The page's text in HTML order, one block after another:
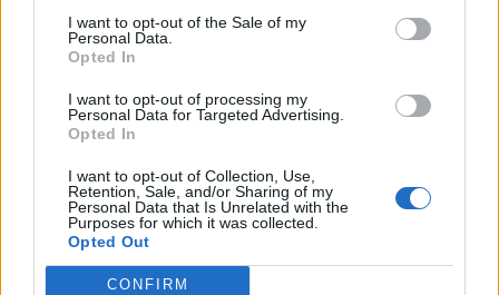
terceros por nuestra parte, utilice la siguiente opción de
exclusión y confirme su selección. Tenga en cuenta que
después de que se procese su solicitud de exclusión, es
posible que continúe viendo anuncios basados en intereses
basados en la información personal utilizada por nosotros o
en información personal divulgada a terceros antes de su
Puede optar por no participar en la divulgación adicional de
su información personal por parte de terceros en la Lista de
participantes intermedios de la IAB.
I want to opt-out of the Sale of my
Personal Data.
Opted In
I want to opt-out of processing my
Personal Data for Targeted Advertising.
Opted In
I want to opt-out of Collection, Use,
Retention, Sale, and/or Sharing of my
Personal Data that Is Unrelated with the
Purposes for which it was collected.
Opted Out
CONFIRM
afirmar que toda su obra es igual y que no ha evolucionado
como compositor. Aunque esa afirmación puede
desmontarse a través de sus obras, ya que hemos podido
observar cómo a lo largo de su carrera profesional ha ido
tomando diferentes géneros musicales para adaptarlos de
manera magistral a su obra, llegando a usar el Jazz, la música
clásica e incluso la música española como referente para sus
composiciones.